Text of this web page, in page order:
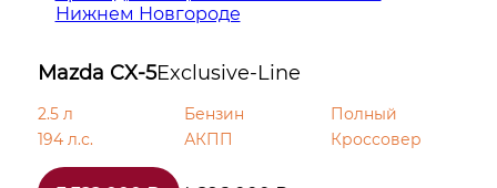
Датчик дождя
Электрообогрев зоны стеклоочистителей
Диски 19
Двухцветная окраска кузова
Mazda CX-5Exclusive-Line
2.5 л Бензин
Полный
194 л.с.
АКПП Кроссовер